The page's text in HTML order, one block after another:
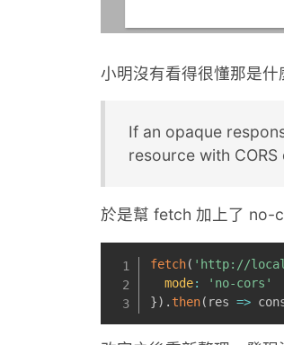
小明沒有看得很懂那是什
If an opaque
resource with CORS
於是幫 fetch 加上了 no-
fetch( 'http://
mode:
'no-cors'
}) . then( res =>